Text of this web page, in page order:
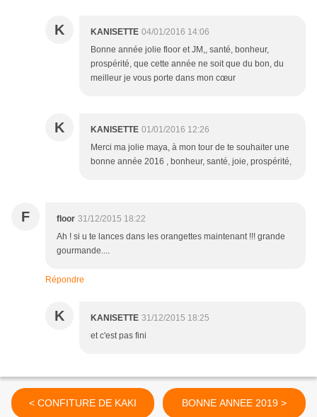
K KANISETTE 04/01/2016 14:06
Bonne année jolie floor et JM,, santé, bonheur,
prospérité, que cette année ne soit que du bon, du
meilleur je vous porte dans mon cœur
K KANISETTE 01/01/2016 12:26
Merci ma jolie maya, à mon tour de te souhaiter une
bonne année 2016 , bonheur, santé, joie, prospérité,
F floor 31/12/2015 18:22
Ah ! si u te lances dans les orangettes maintenant !!! grande
gourmande....
Répondre
K KANISETTE 31/12/2015 18:25
et c'est pas fini
< CONFITURE DE KAKI BONNE ANNEE 2019 >